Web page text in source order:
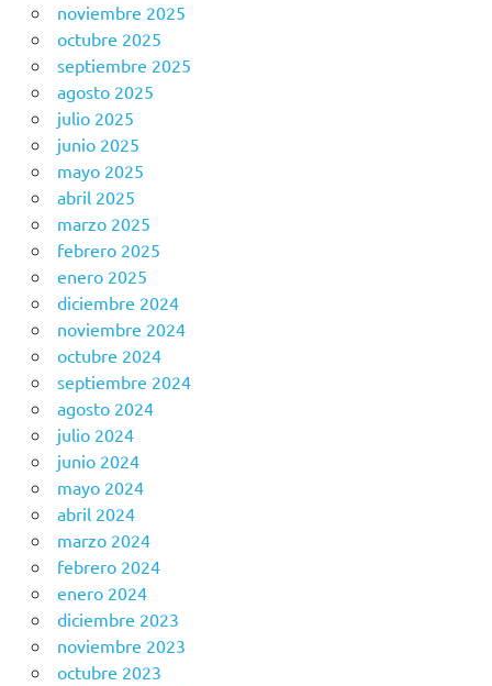
noviembre 2025
octubre 2025
septiembre 2025
agosto 2025
julio 2025
junio 2025
mayo 2025
abril 2025
marzo 2025
febrero 2025
enero 2025
diciembre 2024
noviembre 2024
octubre 2024
septiembre 2024
agosto 2024
julio 2024
junio 2024
mayo 2024
abril 2024
marzo 2024
febrero 2024
enero 2024
diciembre 2023
noviembre 2023
octubre 2023